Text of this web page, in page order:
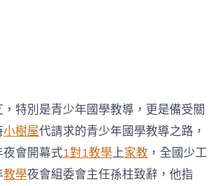
特別是青少年國學教導，更是備受關
小樹屋代請求的青少年國學教導之路，
會開幕式1對1教學上家教 ，全國少工
教學夜會組委會主任孫柱致辭，他指